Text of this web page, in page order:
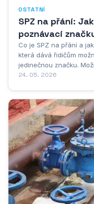
OSTATNÍ
SPZ na přání:
poznávací
Co je SPZ na přání a
která dává řidičům
jedinečnou značku.
po dálnici a najednou
24. 05. 2026